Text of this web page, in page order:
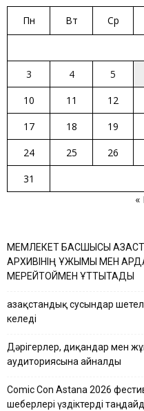
Пн Вт Ср
3
4 5
10
11 12
17
18 19
24
25 26
31
«
МЕМЛЕКЕТ БАСШЫСЫ
АРХИВІНІҢ ҰЖЫМЫ МЕН
МЕРЕЙТОЙМЕН ҚҰТТЫҚТАДЫ
Қазақстандық сусындар
келеді
Дәрігерлер, диқандар мен
аудиториясына айналды
Comic Con Astana 2026
шеберлері үздіктерді